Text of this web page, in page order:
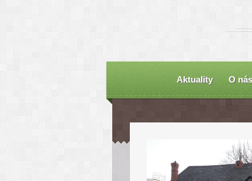
Aktuality O nás